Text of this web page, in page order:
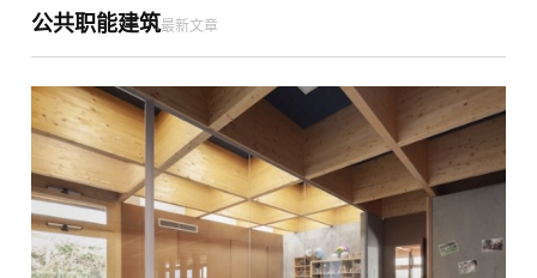
公共职能建筑最新文章